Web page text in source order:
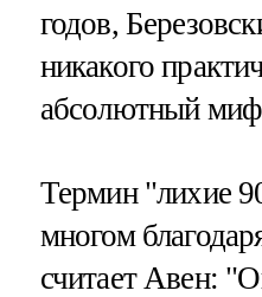
годов,
никакого
абсолютный
Термин "лихие
многом
считает Авен: